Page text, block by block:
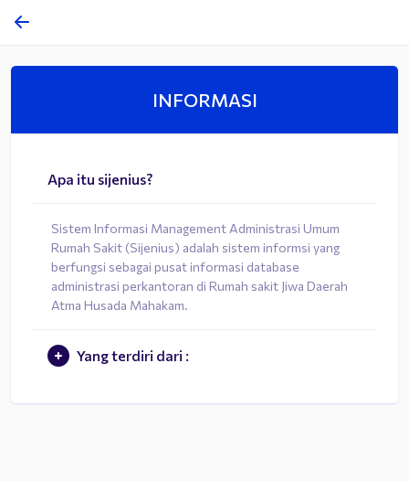
INFORMASI
Apa itu sijenius?
Sistem Informasi Management Administrasi Umum
Rumah Sakit (Sijenius) adalah sistem informsi yang
berfungsi sebagai pusat informasi database
administrasi perkantoran di Rumah sakit Jiwa Daerah
Atma Husada Mahakam.
Yang terdiri dari :